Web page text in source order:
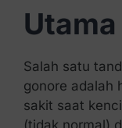
Utama
Salah satu
gonore adalah
sakit saat
(tidak normal)